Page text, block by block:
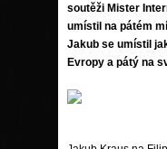
soutěži Mister
umístil na pátém
Jakub se umístil
Evropy a pátý na